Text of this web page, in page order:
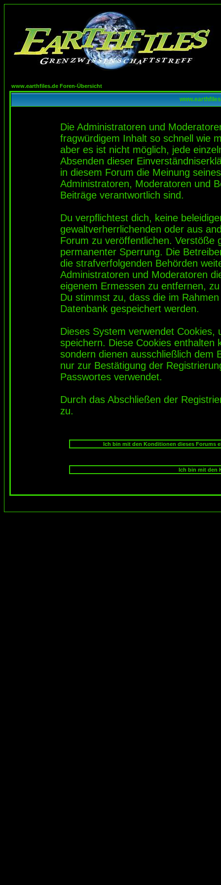
www.earthfiles.de Foren-Übersicht
Die Administratoren und
fragwürdigem Inhalt so schnell wie
aber es ist nicht möglich, jede
Absenden dieser
in diesem Forum die Meinung
Administratoren, Moderatoren und
Beiträge verantwortlich sind.
Du verpflichtest dich, keine
gewaltverherrlichenden oder aus
Forum zu veröffentlichen. Verstöße
permanenter Sperrung. Die
die strafverfolgenden Behörden
Administratoren und Moderatoren
eigenem Ermessen zu entfernen,
Du stimmst zu, dass die im
Datenbank gespeichert werden.
Dieses System verwendet
speichern. Diese Cookies enthalten
sondern dienen ausschließlich dem
nur zur Bestätigung der
Passwortes verwendet.
Durch das Abschließen der
zu.